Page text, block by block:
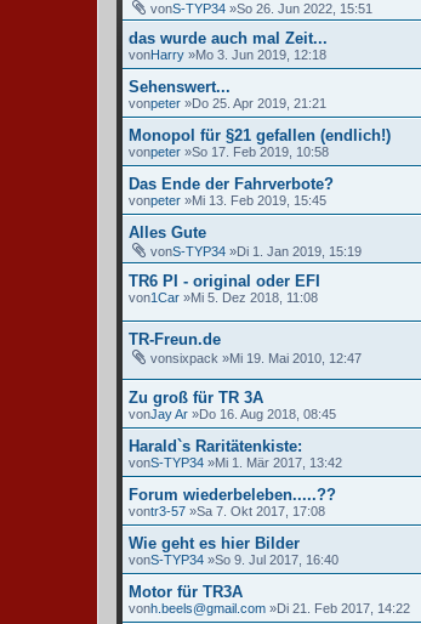
vonS-TYP34 »So 26. Jun 2022, 15:51
das wurde auch mal Zeit...
vonHarry »Mo 3. Jun 2019, 12:18
Sehenswert...
vonpeter »Do 25. Apr 2019, 21:21
Monopol für §21 gefallen (endlich!)
vonpeter »So 17. Feb 2019, 10:58
Das Ende der Fahrverbote?
vonpeter »Mi 13. Feb 2019, 15:45
Alles Gute
vonS-TYP34 »Di 1. Jan 2019, 15:19
TR6 PI - original oder EFI
von1Car »Mi 5. Dez 2018, 11:08
TR-Freun.de
vonsixpack »Mi 19. Mai 2010, 12:47
Zu groß für TR 3A
vonJay Ar »Do 16. Aug 2018, 08:45
Harald`s Raritätenkiste:
vonS-TYP34 »Mi 1. Mär 2017, 13:42
Forum wiederbeleben.....??
vontr3-57 »Sa 7. Okt 2017, 17:08
Wie geht es hier Bilder
vonS-TYP34 »So 9. Jul 2017, 16:40
Motor für TR3A
vonh.beels@gmail.com »Di 21. Feb 2017, 14:22